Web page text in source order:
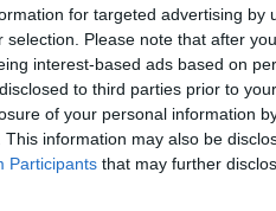
for targeted advertising by
selection. Please note that after
interest-based ads based on
to third parties prior to
of your personal information
This information may also be
Participants that may further